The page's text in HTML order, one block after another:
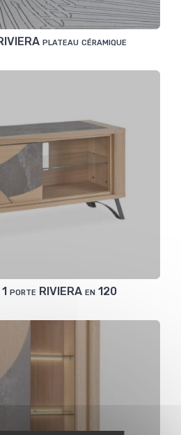
plateau céramique
porte RIVIERA en 120